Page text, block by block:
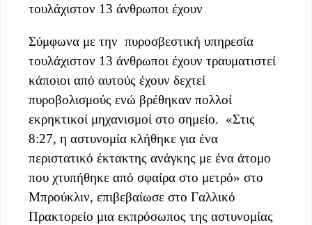
τουλάχιστον 13 άνθρωποι έχουν
Σύμφωνα με την πυροσβεστική υπηρεσία
τουλάχιστον 13 άνθρωποι έχουν τραυματιστεί
κάποιοι από αυτούς έχουν δεχτεί
πυροβολισμούς ενώ βρέθηκαν πολλοί
εκρηκτικοί μηχανισμοί στο σημείο. «Στις
8:27, η αστυνομία κλήθηκε για ένα
περιστατικό έκτακτης ανάγκης με ένα άτομο
που χτυπήθηκε από σφαίρα στο μετρό» στο
Μπρούκλιν, επιβεβαίωσε στο Γαλλικό
Πρακτορείο μια εκπρόσωπος της αστυνομίας